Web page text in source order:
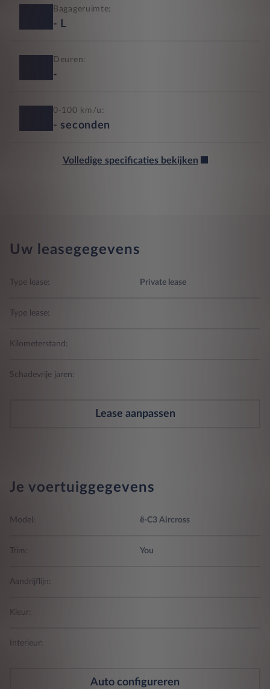
Bagageruimte:
- L
Deuren:
-
0-100 km/u:
- seconden
Volledige specificaties bekijken
Uw leasegegevens
Type lease: Private lease
Type lease:
Kilometerstand:
Schadevrije jaren:
Lease aanpassen
Je voertuiggegevens
Model: ë-C3 Aircross
Trim: You
Aandrijflijn:
Kleur:
Interieur:
Auto configureren